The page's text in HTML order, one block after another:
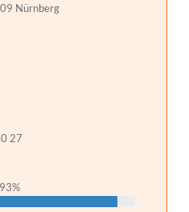
Nürnberg
27